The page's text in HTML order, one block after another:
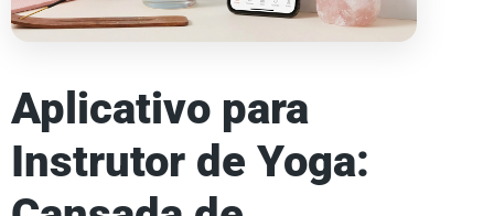
Aplicativo para
Instrutor de Yoga: